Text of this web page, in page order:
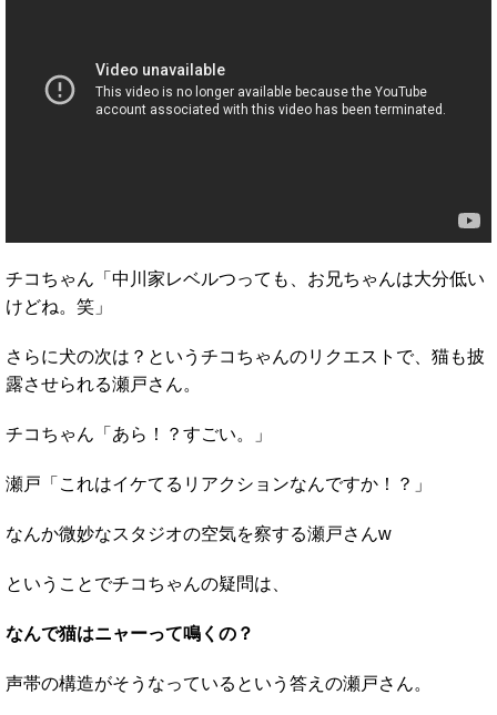
チコちゃん「中川家レベルつっても、お兄ちゃんは大分低い
けどね。笑」
さらに犬の次は？というチコちゃんのリクエストで、猫も披
露させられる瀬戸さん。
チコちゃん「あら！？すごい。」
瀬戸「これはイケてるリアクションなんですか！？」
なんか微妙なスタジオの空気を察する瀬戸さんw
ということでチコちゃんの疑問は、
なんで猫はニャーって鳴くの？
声帯の構造がそうなっているという答えの瀬戸さん。